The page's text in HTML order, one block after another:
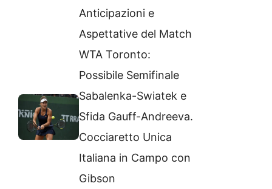
Anticipazioni e
Aspettative del Match
WTA Toronto:
Possibile Semifinale
Sabalenka-Swiatek e
Sfida Gauff-Andreeva.
Cocciaretto Unica
Italiana in Campo con
Gibson